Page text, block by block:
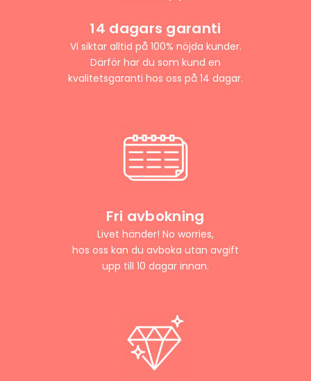
14 dagars garanti
Vi siktar alltid på 100% nöjda kunder.
Därför har du som kund en
kvalitetsgaranti hos oss på 14 dagar.
Fri avbokning
Livet händer! No worries,
hos oss kan du avboka utan avgift
upp till 10 dagar innan.